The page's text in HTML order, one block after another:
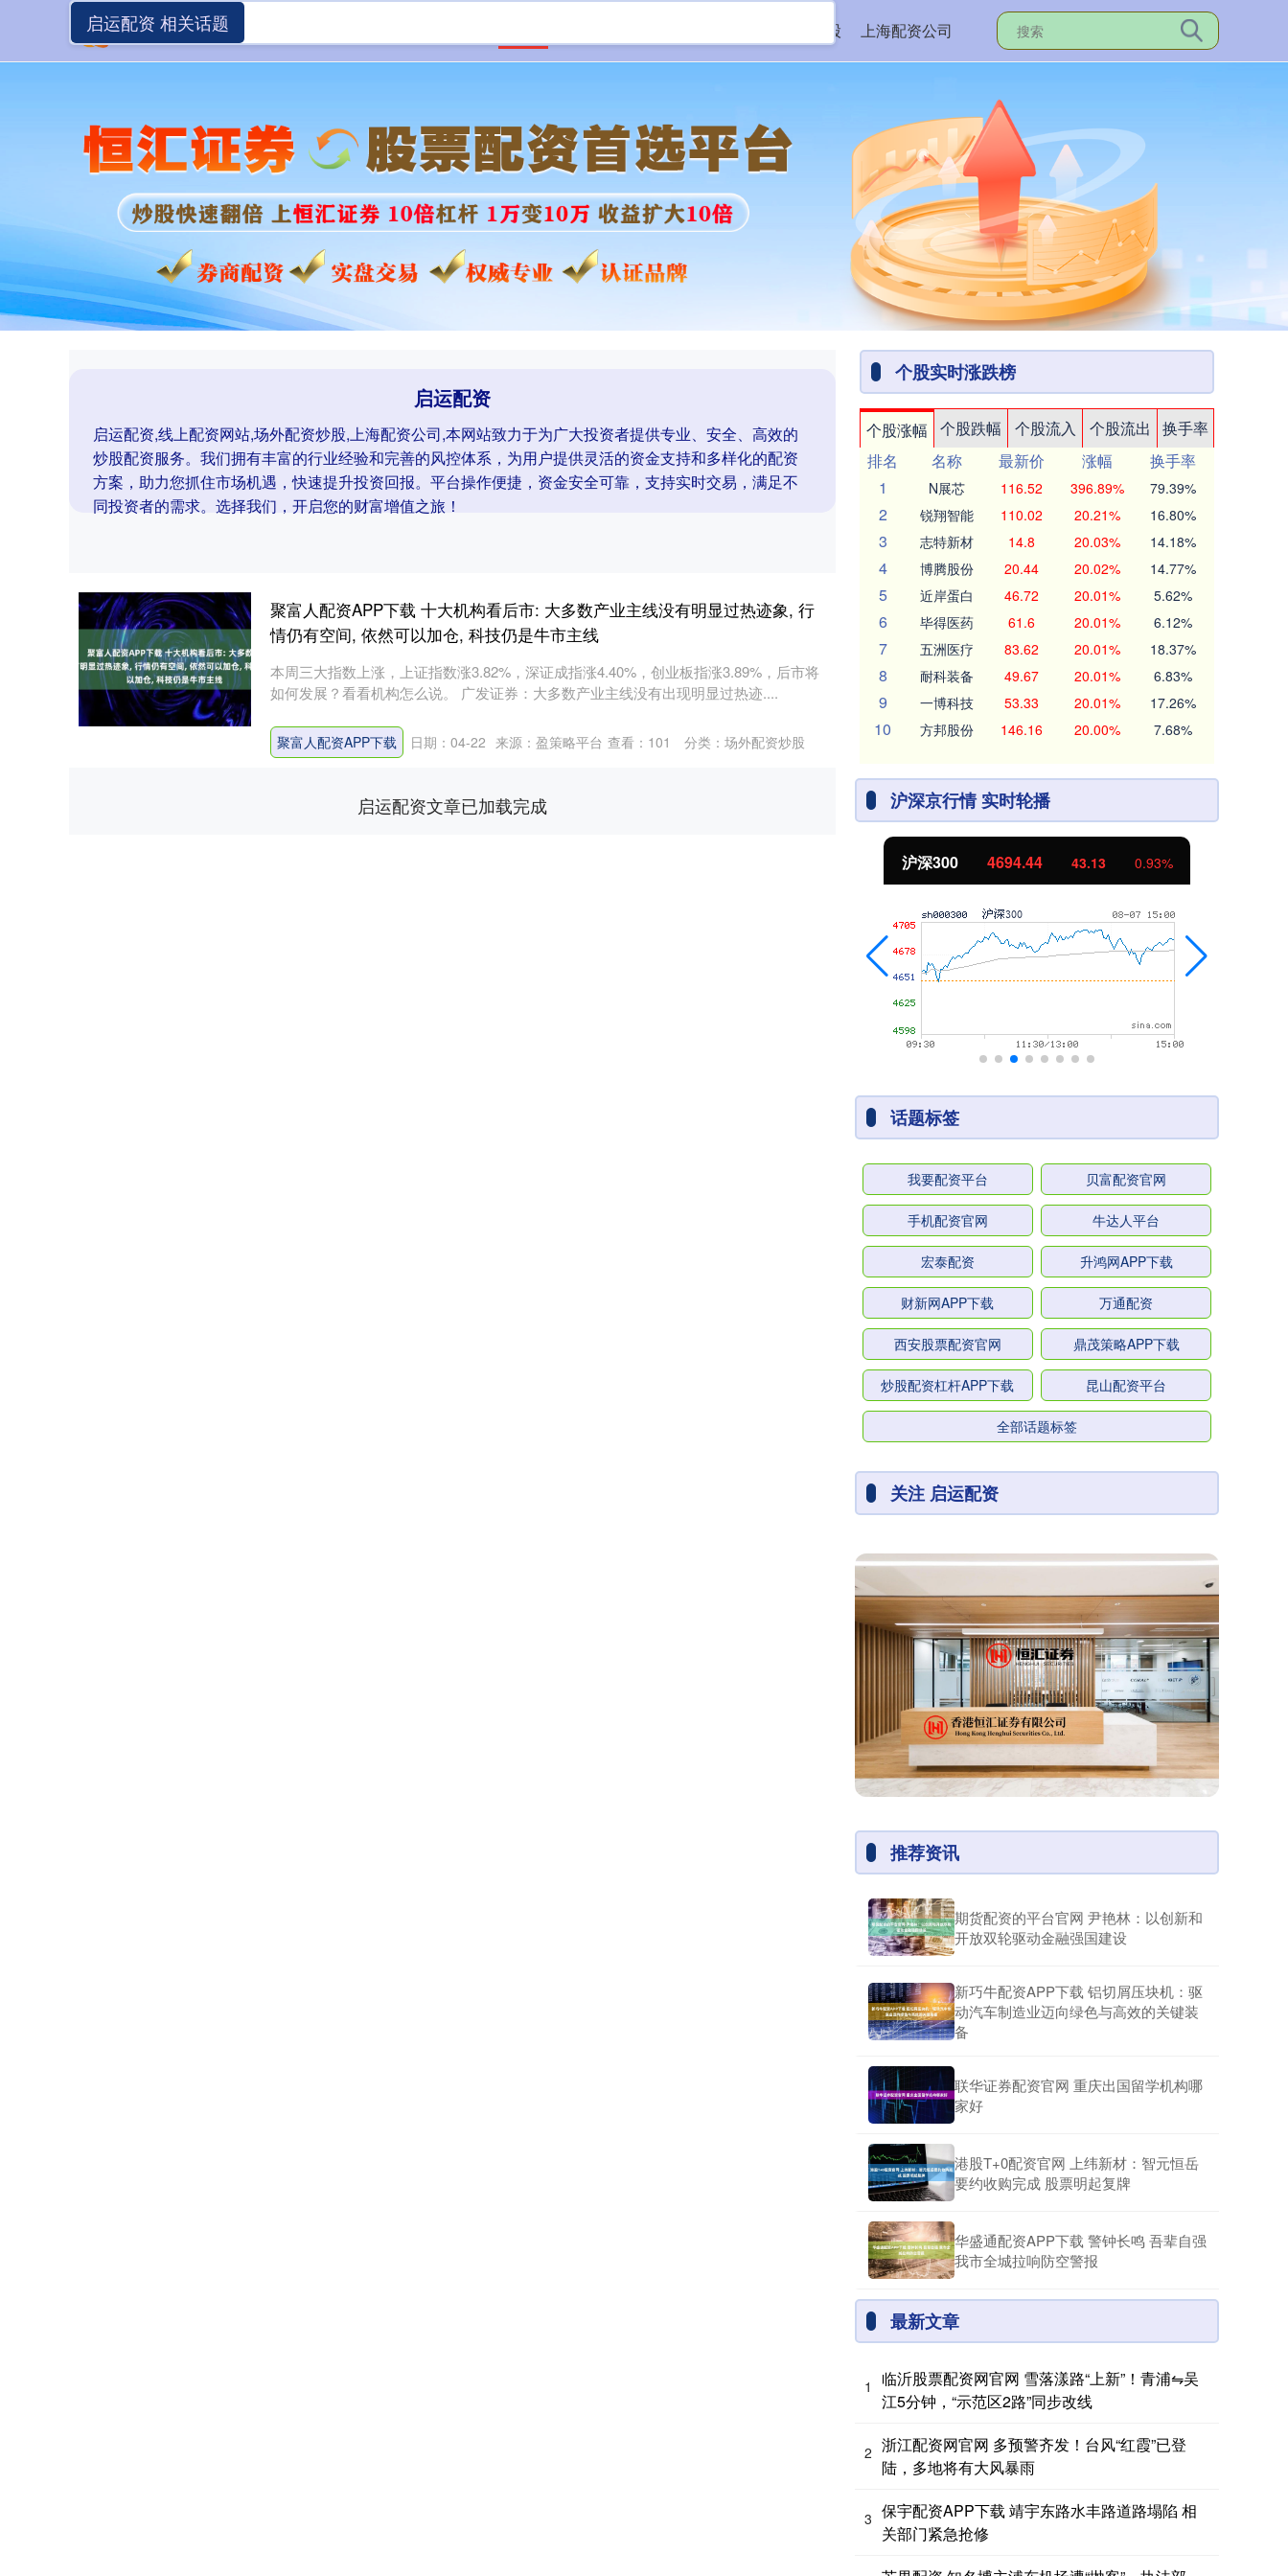
场外配资炒股 上海配资公司
启运配资
启运配资,线上配资网站,场外配资炒股,上海配资公司,本网站致力于为广大投资者提供专业、安全、高效的
炒股配资服务。我们拥有丰富的行业经验和完善的风控体系，为用户提供灵活的资金支持和多样化的配资
方案，助力您抓住市场机遇，快速提升投资回报。平台操作便捷，资金安全可靠，支持实时交易，满足不
同投资者的需求。选择我们，开启您的财富增值之旅！
启运配资 相关话题
聚富人配资APP下载 十大机构看后市: 大多数产业主线没有明显过热迹象, 行
情仍有空间, 依然可以加仓, 科技仍是牛市主线
本周三大指数上涨，上证指数涨3.82%，深证成指涨4.40%，创业板指涨3.89%，后市将
如何发展？看看机构怎么说。 广发证券：大多数产业主线没有出现明显过热迹....
聚富人配资APP下载 日期：04-22 来源：盈策略平台 查看： 101 分类： 场外配资炒股
启运配资文章已加载完成
个股实时涨跌榜
个股涨幅 个股跌幅 个股流入 个股流出
换手率
排名
名称 最新价 涨幅
换手率
1
N展芯 116.52 396.89% 79.39%
2 锐翔智能 110.02 20.21% 16.80%
3 志特新材 14.8 20.03% 14.18%
4 博腾股份 20.44 20.02% 14.77%
5 近岸蛋白 46.72 20.01% 5.62%
6 毕得医药 61.6 20.01% 6.12%
7 五洲医疗 83.62 20.01% 18.37%
8 耐科装备 49.67 20.01% 6.83%
9 一博科技 53.33 20.01% 17.26%
10 方邦股份 146.16 20.00% 7.68%
沪深京行情 实时轮播
北证50 1134.24 11.37 1.01%
话题标签
我要配资平台 贝富配资官网
手机配资官网 牛达人平台
宏泰配资 升鸿网APP下载
财新网APP下载 万通配资
西安股票配资官网 鼎茂策略APP下载
炒股配资杠杆APP下载 昆山配资平台
全部话题标签
关注 启运配资
推荐资讯
期货配资的平台官网 尹艳林：以创新和
开放双轮驱动金融强国建设
新巧牛配资APP下载 铝切屑压块机：驱
动汽车制造业迈向绿色与高效的关键装
备
联华证券配资官网 重庆出国留学机构哪
家好
港股T+0配资官网 上纬新材：智元恒岳
要约收购完成 股票明起复牌
华盛通配资APP下载 警钟长鸣 吾辈自强
我市全城拉响防空警报
最新文章
1
临沂股票配资网官网 雪落漾路“上新”！青浦⇋吴
江5分钟，“示范区2路”同步改线
2 浙江配资网官网 多预警齐发！台风“红霞”已登
陆，多地将有大风暴雨
3 保宇配资APP下载 靖宇东路水丰路道路塌陷 相
关部门紧急抢修